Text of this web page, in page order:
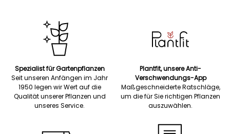
Spezialist für Gartenpflanzen
Seit unseren Anfängen im Jahr
1950 legen wir Wert auf die
Qualität unserer Pflanzen und
unseres Service.
Plantfit, unsere Anti-
Verschwendungs-App
Maßgeschneiderte Ratschläge,
um die für Sie richtigen Pflanzen
auszuwählen.